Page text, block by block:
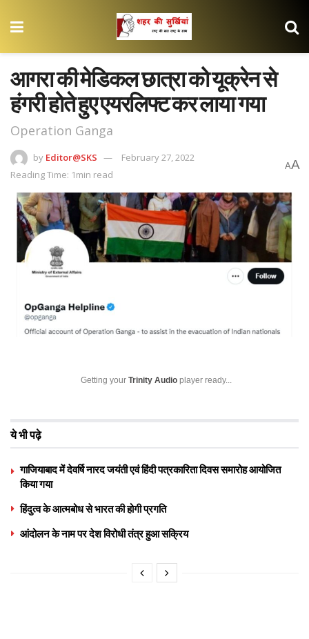
आगरा की मेडिकल छात्रा को यूक्रेन से
हंगरी होते हुए एयरलिफ्ट कर लाया गया
Operation Ganga
by Editor@SKS
February 27, 2022
Reading Time: 1min read
AA
Getting your Trinity Audio player ready...
ये भी पढ़े
गाजियाबाद में देवर्षि नारद जयंती एवं हिंदी पत्रकारिता दिवस समारोह आयोजित
किया गया
हिंदुत्व के आत्मबोध से भारत की होगी प्रगति
आंदोलन के नाम पर देश विरोधी तंत्र हुआ सक्रिय